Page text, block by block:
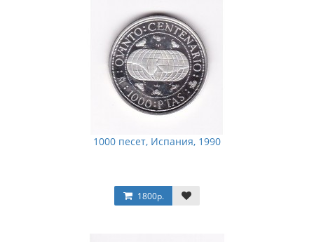
1000 песет, Испания, 1990
1800р.